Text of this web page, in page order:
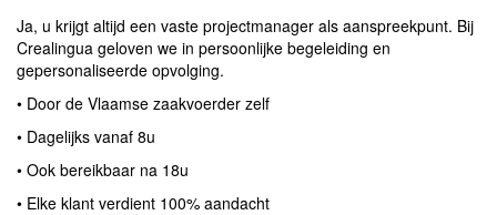
Ja, u krijgt altijd een vaste projectmanager als aanspreekpunt. Bij
Crealingua geloven we in persoonlijke begeleiding en
gepersonaliseerde opvolging.
• Door de Vlaamse zaakvoerder zelf
• Dagelijks vanaf 8u
• Ook bereikbaar na 18u
• Elke klant verdient 100% aandacht